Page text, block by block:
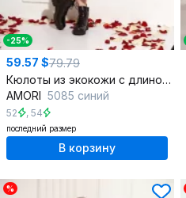
-25%
59.57 $79.79
Кюлоты из экокожи с длиной 77-82 см
AMORI 5085 синий
52 , 54
последний размер
В корзину
%